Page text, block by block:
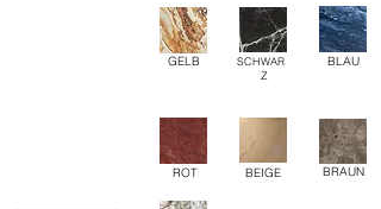
SCHWAR
Z
BLAU
ROT BEIGE BRAUN